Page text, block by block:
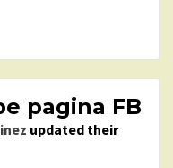
pagina FB
updated their